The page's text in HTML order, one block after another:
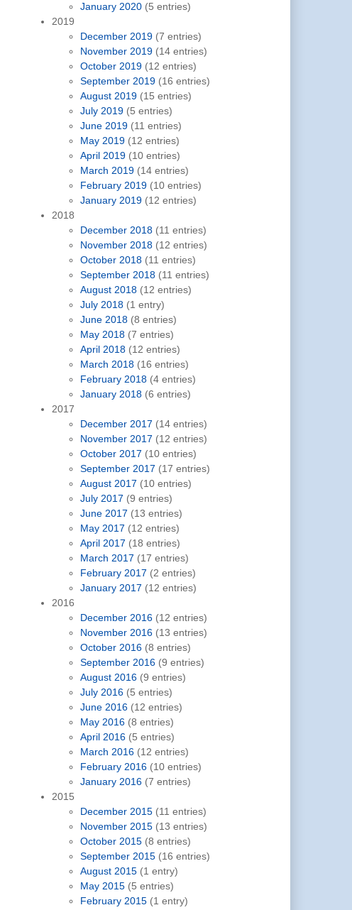
January 2020 (5 entries)
2019
December 2019 (7 entries)
November 2019 (14 entries)
October 2019 (12 entries)
September 2019 (16 entries)
August 2019 (15 entries)
July 2019 (5 entries)
June 2019 (11 entries)
May 2019 (12 entries)
April 2019 (10 entries)
March 2019 (14 entries)
February 2019 (10 entries)
January 2019 (12 entries)
2018
December 2018 (11 entries)
November 2018 (12 entries)
October 2018 (11 entries)
September 2018 (11 entries)
August 2018 (12 entries)
July 2018 (1 entry)
June 2018 (8 entries)
May 2018 (7 entries)
April 2018 (12 entries)
March 2018 (16 entries)
February 2018 (4 entries)
January 2018 (6 entries)
2017
December 2017 (14 entries)
November 2017 (12 entries)
October 2017 (10 entries)
September 2017 (17 entries)
August 2017 (10 entries)
July 2017 (9 entries)
June 2017 (13 entries)
May 2017 (12 entries)
April 2017 (18 entries)
March 2017 (17 entries)
February 2017 (2 entries)
January 2017 (12 entries)
2016
December 2016 (12 entries)
November 2016 (13 entries)
October 2016 (8 entries)
September 2016 (9 entries)
August 2016 (9 entries)
July 2016 (5 entries)
June 2016 (12 entries)
May 2016 (8 entries)
April 2016 (5 entries)
March 2016 (12 entries)
February 2016 (10 entries)
January 2016 (7 entries)
2015
December 2015 (11 entries)
November 2015 (13 entries)
October 2015 (8 entries)
September 2015 (16 entries)
August 2015 (1 entry)
May 2015 (5 entries)
February 2015 (1 entry)